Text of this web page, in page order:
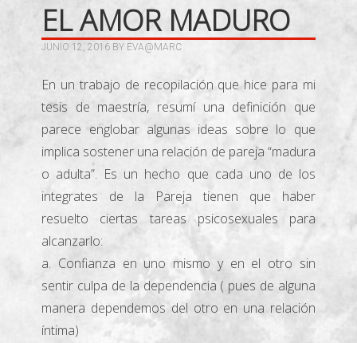
EL AMOR MADURO
JUNIO 12, 2016 BY EVA@MARC
En un trabajo de recopilación que hice para mi
tesis de maestría, resumí una definición que
parece englobar algunas ideas sobre lo que
implica sostener una relación de pareja “madura
o adulta”. Es un hecho que cada uno de los
integrates de la Pareja tienen que haber
resuelto ciertas tareas psicosexuales para
alcanzarlo:
a. Confianza en uno mismo y en el otro sin
sentir culpa de la dependencia ( pues de alguna
manera dependemos del otro en una relación
íntima)